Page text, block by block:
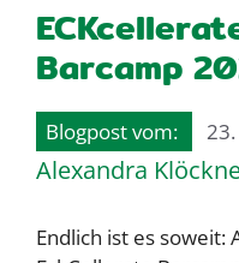
Barcamp
Alexandra
Endlich ist es soweit: